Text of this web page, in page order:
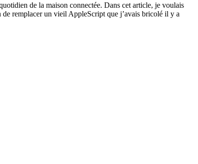
de la maison connectée. Dans cet article, je voulais
remplacer un vieil AppleScript que j’avais bricolé il y a